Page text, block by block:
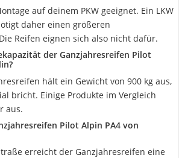
auf deinem PKW geeignet. Ein LKW
daher einen größeren
Reifen eignen sich also nicht dafür.
der Ganzjahresreifen Pilot
hält ein Gewicht von 900 kg aus,
bricht. Einige Produkte im Vergleich
aus.
Pilot Alpin PA4 von
erreicht der Ganzjahresreifen eine